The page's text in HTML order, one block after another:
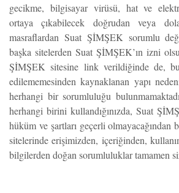
gecikme, bilgisayar virüsü, hat ve
ortaya çıkabilecek doğrudan veya
masraflardan Suat ŞİMŞEK sorumlu
başka sitelerden Suat ŞİMŞEK’ın izni
ŞİMŞEK sitesine link verildiğinde de,
edilememesinden kaynaklanan yapı
herhangi bir sorumluluğu
herhangi birini kullandığınızda, Suat
hüküm ve şartları geçerli olmayacağından
sitelerinde erişimizden, içeriğinden,
bilgilerden doğan sorumluluklar tamamen